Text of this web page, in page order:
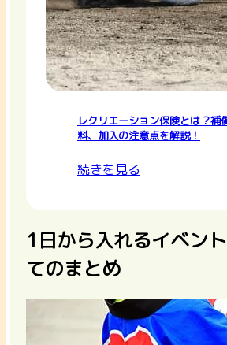
レクリエーション保険とは？補
料、加入の注意点を解説！
続きを見る
1日から入れるイベン
てのまとめ